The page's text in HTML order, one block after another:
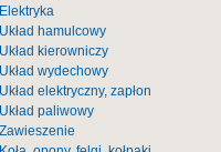
hamulcowy
kierowniczy
wydechowy
elektryczny, zapłon
paliwowy